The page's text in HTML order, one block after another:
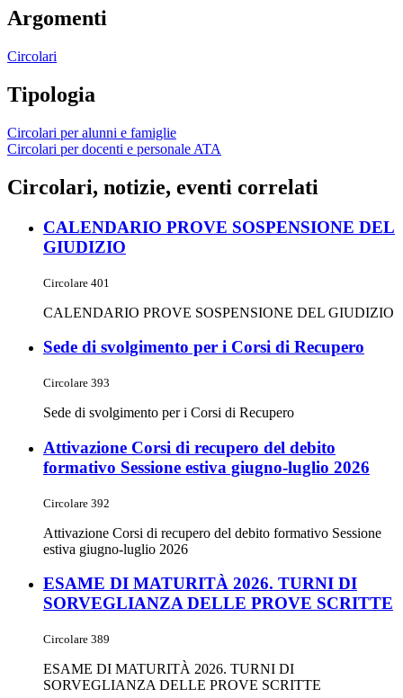
Argomenti
Circolari
Tipologia
Circolari per alunni e famiglie
Circolari per docenti e personale ATA
Circolari, notizie, eventi correlati
CALENDARIO PROVE SOSPENSIONE DEL
GIUDIZIO
Circolare 401
CALENDARIO PROVE SOSPENSIONE DEL GIUDIZIO
Sede di svolgimento per i Corsi di Recupero
Circolare 393
Sede di svolgimento per i Corsi di Recupero
Attivazione Corsi di recupero del debito
formativo Sessione estiva giugno-luglio 2026
Circolare 392
Attivazione Corsi di recupero del debito formativo Sessione
estiva giugno-luglio 2026
ESAME DI MATURITÀ 2026. TURNI DI
SORVEGLIANZA DELLE PROVE SCRITTE
Circolare 389
ESAME DI MATURITÀ 2026. TURNI DI
SORVEGLIANZA DELLE PROVE SCRITTE